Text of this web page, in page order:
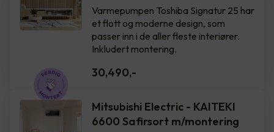
Varmepumpen Toshiba Signatur 25 har
et flott og moderne design, som
passer inn i de aller fleste interiører.
Inkludert montering.
30,490,-
Mitsubishi Electric - KAITEKI
6600 Safirsort m/montering